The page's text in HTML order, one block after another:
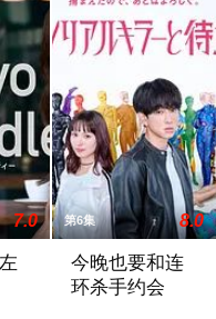
矩，内阁官房直属成立了
7.0 第6集 8.0
今晚也要和连
环杀手约会